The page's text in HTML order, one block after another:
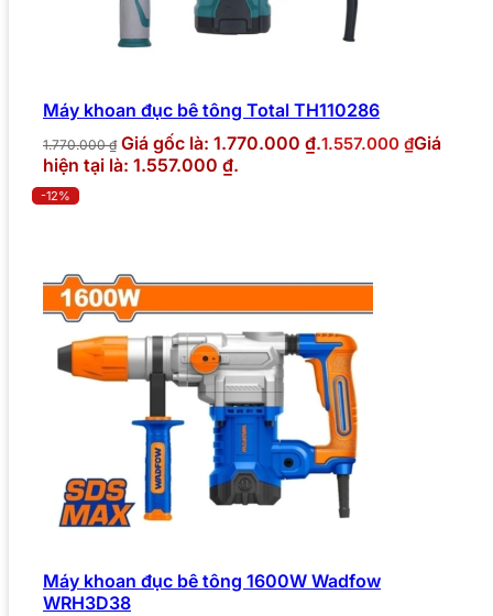
Máy khoan đục bê tông Total TH110286
1.770.000₫ Giá gốc là: 1.770.000 ₫.1.557.000 ₫Giá
hiện tại là: 1.557.000 ₫.
-12%
Máy khoan đục bê tông 1600W Wadfow
WRH3D38